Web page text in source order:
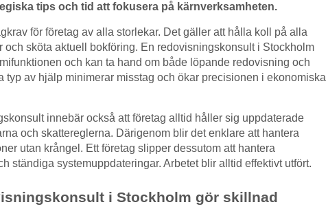
tips och tid att fokusera på kärnverksamheten.
för företag av alla storlekar. Det gäller att hålla koll på alla
och sköta aktuell bokföring. En redovisningskonsult i Stockholm
och kan ta hand om både löpande redovisning och
typ av hjälp minimerar misstag och ökar precisionen i ekonomiska
innebär också att företag alltid håller sig uppdaterade
och skattereglerna. Därigenom blir det enklare att hantera
utan krångel. Ett företag slipper dessutom att hantera
ständiga systemuppdateringar. Arbetet blir alltid effektivt utfört.
i Stockholm gör skillnad